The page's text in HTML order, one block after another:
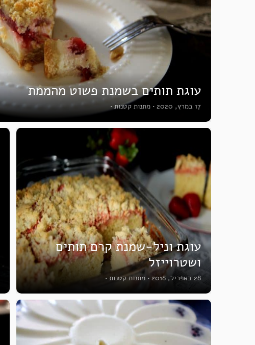
עוגת תותים בשמנת פשוט מהממת
17 במרץ, 2020 • מתנות קטנות •
עוגת וניל-שמנת קרם תותים
ושטרוייזל
28 באפריל, 2018 • מתנות קטנות •